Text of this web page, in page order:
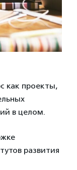
как проекты,
в целом.
развития